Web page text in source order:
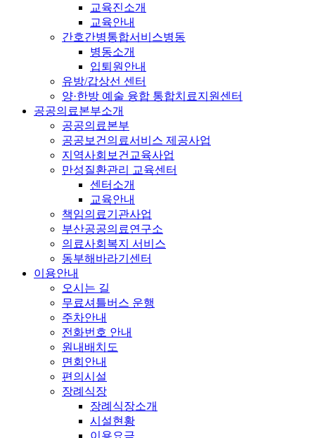
교육진소개
교육안내
간호간병통합서비스병동
병동소개
입퇴원안내
유방/갑상선 센터
양·한방 예술 융합 통합치료지원센터
공공의료본부소개
공공의료본부
공공보건의료서비스 제공사업
지역사회보건교육사업
만성질환관리 교육센터
센터소개
교육안내
책임의료기관사업
부산공공의료연구소
의료사회복지 서비스
동부해바라기센터
이용안내
오시는 길
무료셔틀버스 운행
주차안내
전화번호 안내
원내배치도
면회안내
편의시설
장례식장
장례식장소개
시설현황
이용요금